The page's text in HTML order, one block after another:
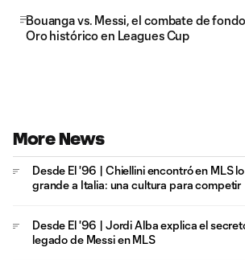
Bouanga vs. Messi, el combate de
Oro histórico en Leagues Cup
More News
Desde El '96 | Chiellini encontró en MLS
grande a Italia: una cultura para competir
Desde El '96 | Jordi Alba explica el
legado de Messi en MLS